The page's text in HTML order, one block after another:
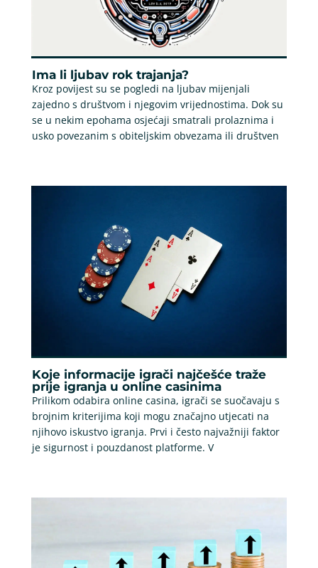
Ima li ljubav rok trajanja?
Kroz povijest su se pogledi na ljubav mijenjali
zajedno s društvom i njegovim vrijednostima. Dok su
se u nekim epohama osjećaji smatrali prolaznima i
usko povezanim s obiteljskim obvezama ili društven
Koje informacije igrači najčešće traže
prije igranja u online casinima
Prilikom odabira online casina, igrači se suočavaju s
brojnim kriterijima koji mogu značajno utjecati na
njihovo iskustvo igranja. Prvi i često najvažniji faktor
je sigurnost i pouzdanost platforme. V